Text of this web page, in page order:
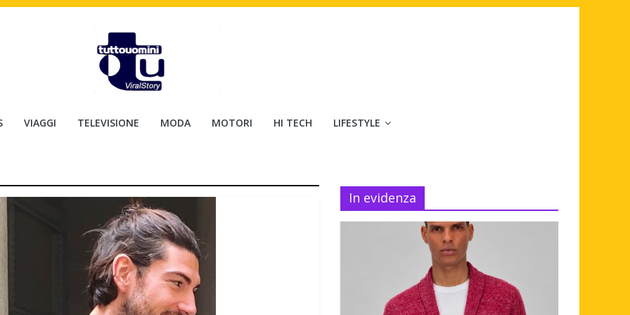
VIAGGI TELEVISIONE MODA MOTORI HI TECH LIFESTYLE
In evidenza